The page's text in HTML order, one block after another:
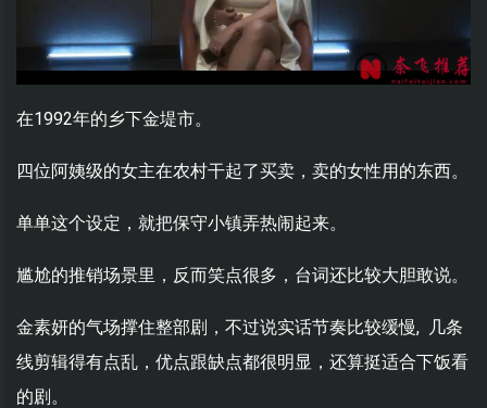
在1992年的乡下金堤市。
四位阿姨级的女主在农村干起了买卖，卖的女性用的东西。
单单这个设定，就把保守小镇弄热闹起来。
尴尬的推销场景里，反而笑点很多，台词还比较大胆敢说。
金素妍的气场撑住整部剧，不过说实话节奏比较缓慢, 几条
线剪辑得有点乱，优点跟缺点都很明显，还算挺适合下饭看
的剧。